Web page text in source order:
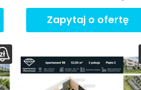
Zapytaj o ofertę